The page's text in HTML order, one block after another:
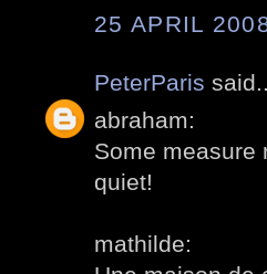
25 APRIL
PeterParis
abraham:
Some measure
quiet!
mathilde: